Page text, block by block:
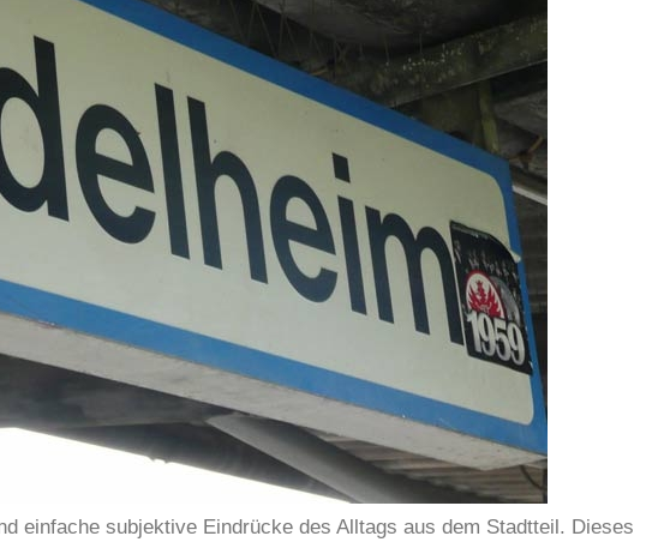
einfache subjektive Eindrücke des Alltags aus dem Stadtteil. Dieses